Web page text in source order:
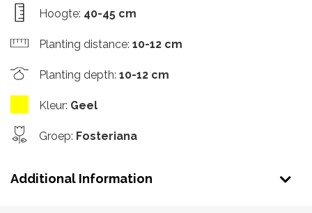
Hoogte: 40-45 cm
Planting distance: 10-12 cm
Planting depth: 10-12 cm
Kleur: Geel
Groep: Fosteriana
Additional Information